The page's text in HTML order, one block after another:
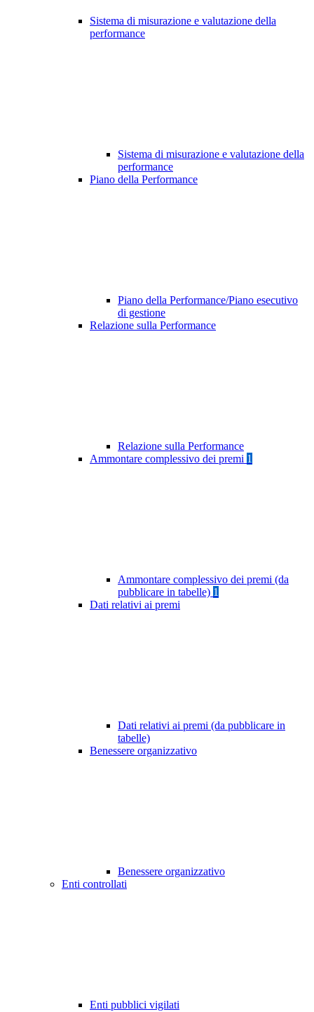
Sistema di misurazione e valutazione della
performance
Sistema di misurazione e valutazione della
performance
Piano della Performance
Piano della Performance/Piano esecutivo
di gestione
Relazione sulla Performance
Relazione sulla Performance
Ammontare complessivo dei premi 1
Ammontare complessivo dei premi (da
pubblicare in tabelle) 1
Dati relativi ai premi
Dati relativi ai premi (da pubblicare in
tabelle)
Benessere organizzativo
Benessere organizzativo
Enti controllati
Enti pubblici vigilati